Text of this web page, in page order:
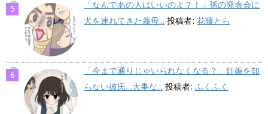
「なんであの人はいいのよ？！」孫の発表会に
犬を連れてきた義母... 投稿者: 花藤とら
「今まで通りじゃいられなくなる？」妊娠を知
らない彼氏…大事な... 投稿者: ふくふく